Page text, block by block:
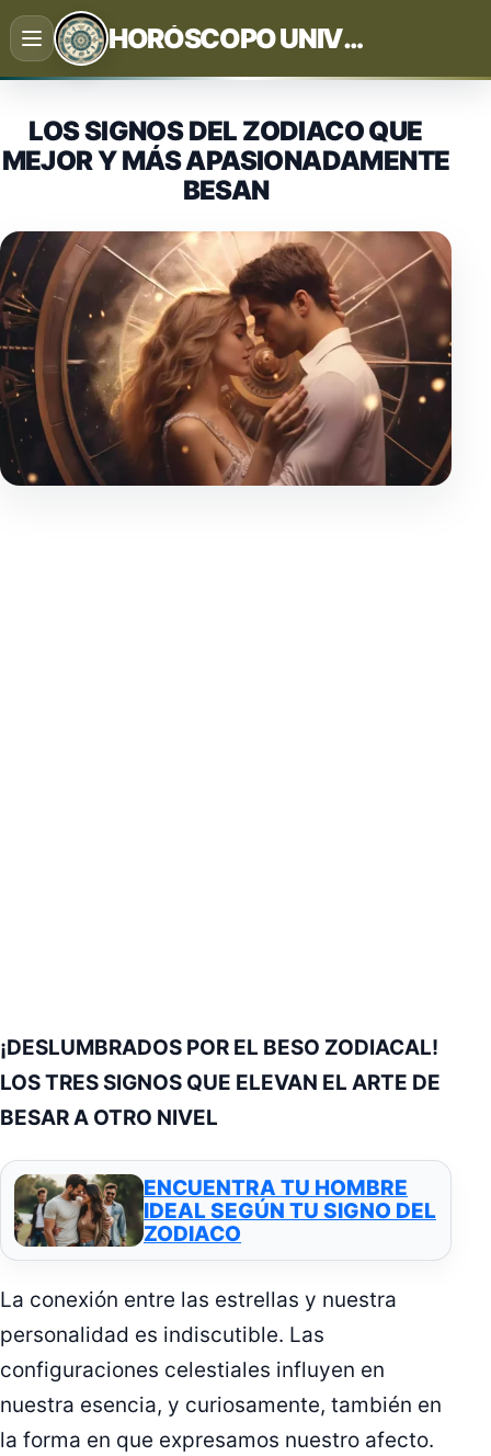
Saltar
al
contenido
HORÓSCOPO UNIVERSAL
LOS SIGNOS DEL ZODIACO QUE
MEJOR Y MÁS APASIONADAMENTE
BESAN
¡DESLUMBRADOS POR EL BESO ZODIACAL!
LOS TRES SIGNOS QUE ELEVAN EL ARTE DE
BESAR A OTRO NIVEL
ENCUENTRA TU HOMBRE
IDEAL SEGÚN TU SIGNO DEL
ZODIACO
La conexión entre las estrellas y nuestra
personalidad es indiscutible. Las
configuraciones celestiales influyen en
nuestra esencia, y curiosamente, también en
la forma en que expresamos nuestro afecto.